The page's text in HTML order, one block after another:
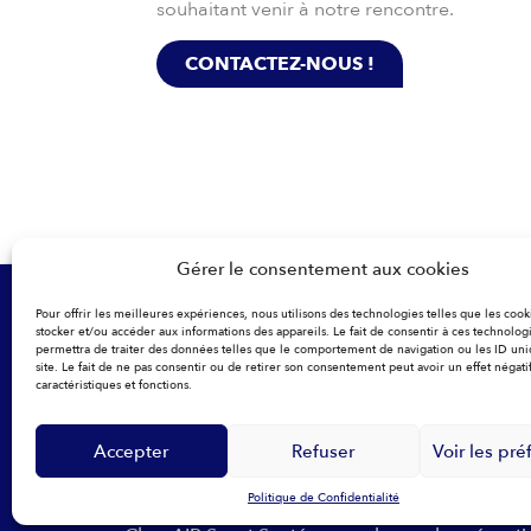
Gérer le consentement aux cookies
Pour offrir les meilleures expériences, nous utilisons des technologies telles que les
stocker et/ou accéder aux informations des appareils. Le fait de consentir à ces
permettra de traiter des données telles que le comportement de navigation ou les ID
site. Le fait de ne pas consentir ou de retirer son consentement peut avoir un effet
caractéristiques et fonctions.
Accepter Refuser Voir les
Politique de Confidentialité
souhaitant venir à notre rencontre.
CONTACTEZ-NOUS !